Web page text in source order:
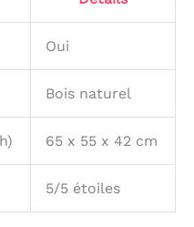
de rangement】
et la chaise
smiley
et mignon.
chaises peuvent
une merveilleuse
de libérer la
Oui
Bois naturel
65 x 55 x 42 cm
5/5 étoiles